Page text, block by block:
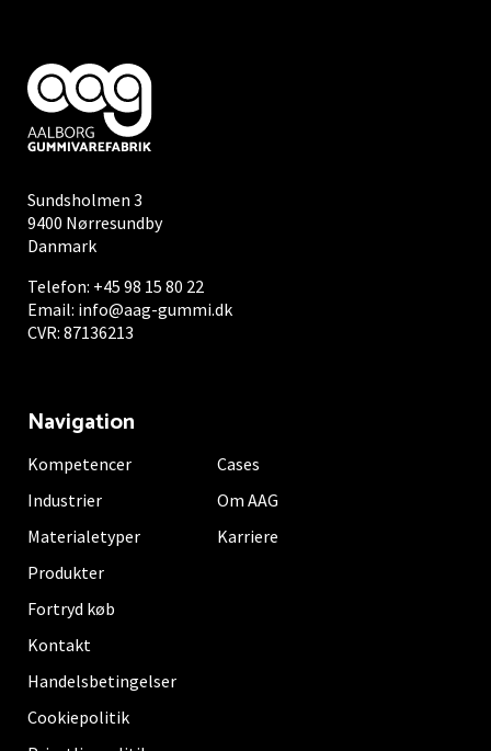
Sundsholmen 3
9400 Nørresundby
Danmark
Telefon: +45 98 15 80 22
Email: info@aag-gummi.dk
CVR: 87136213
Navigation
Kompetencer
Industrier
Materialetyper
Produkter
Fortryd køb
Cases
Om AAG
Karriere
Kontakt
Handelsbetingelser
Cookiepolitik